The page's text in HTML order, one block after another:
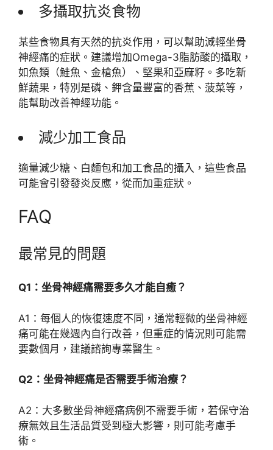
多攝取抗炎食物
某些食物具有天然的抗炎作用，可以幫助減輕坐骨
神經痛的症狀。建議增加Omega-3脂肪酸的攝取，
如魚類（鮭魚、金槍魚）、堅果和亞麻籽。多吃新
鮮蔬果，特別是磷、鉀含量豐富的香蕉、菠菜等，
能幫助改善神經功能。
減少加工食品
適量減少糖、白麵包和加工食品的攝入，這些食品
可能會引發發炎反應，從而加重症狀。
FAQ
最常見的問題
Q1：坐骨神經痛需要多久才能自癒？
A1：每個人的恢復速度不同，通常輕微的坐骨神經
痛可能在幾週內自行改善，但重症的情況則可能需
要數個月，建議諮詢專業醫生。
Q2：坐骨神經痛是否需要手術治療？
A2：大多數坐骨神經痛病例不需要手術，若保守治
療無效且生活品質受到極大影響，則可能考慮手
術。